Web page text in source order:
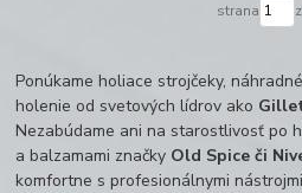
strana
Ponúkame holiace strojčeky,
holenie od svetových lídrov ako
Nezabúdame ani na starostlivosť po
a balzamami značky Old Spice či
komfortne s profesionálnymi